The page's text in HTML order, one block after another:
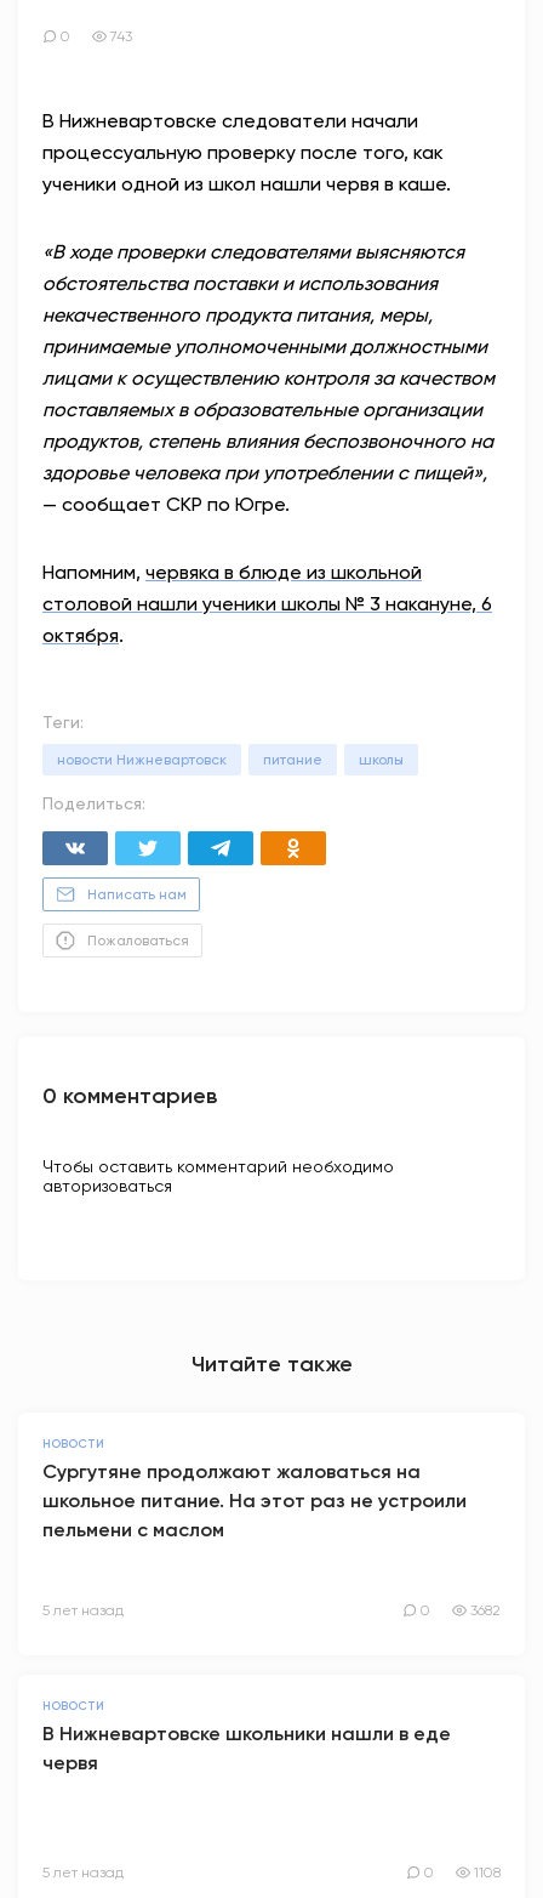
0 743
В Нижневартовске следователи начали
процессуальную проверку после того, как
ученики одной из школ нашли червя в каше.
«В ходе проверки следователями выясняются
обстоятельства поставки и использования
некачественного продукта питания, меры,
принимаемые уполномоченными должностными
лицами к осуществлению контроля за качеством
поставляемых в образовательные организации
продуктов, степень влияния беспозвоночного на
здоровье человека при употреблении с пищей»,
— сообщает СКР по Югре.
Напомним, червяка в блюде из школьной
столовой нашли ученики школы № 3 накануне, 6
октября.
Теги:
новости Нижневартовск питание школы
Поделиться:
Написать нам
Пожаловаться
0 комментариев
Чтобы оставить комментарий необходимо
авторизоваться
Читайте также
НОВОСТИ
Сургутяне продолжают жаловаться на
школьное питание. На этот раз не устроили
пельмени с маслом
5 лет назад 0 3682
НОВОСТИ
В Нижневартовске школьники нашли в еде
червя
5 лет назад 0 1108